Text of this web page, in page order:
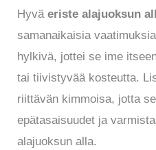
Hyväeriste alajuoksun
samanaikaisia
hylkivä, jottei se ime
tai tiivistyvää kosteutta.
riittävän kimmoisa, jotta
epätasaisuudet ja
alajuoksun alla.